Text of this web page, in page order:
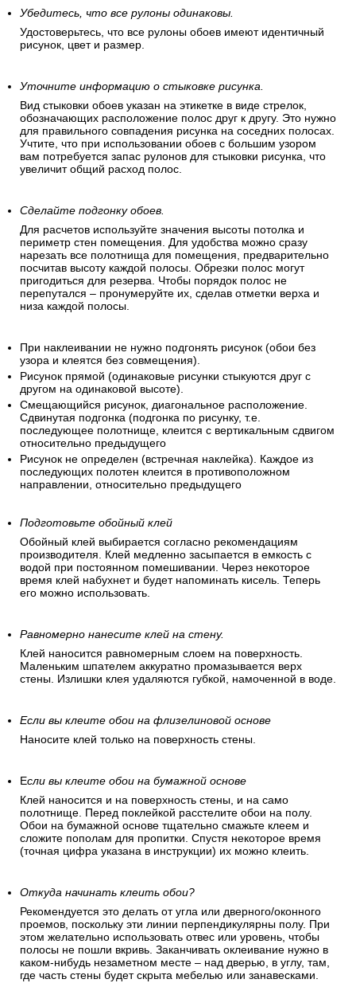
Убедитесь, что все рулоны одинаковы.
Удостоверьтесь, что все рулоны обоев имеют идентичный
рисунок, цвет и размер.
Уточните информацию о стыковке рисунка.
Вид стыковки обоев указан на этикетке в виде стрелок,
обозначающих расположение полос друг к другу. Это нужно
для правильного совпадения рисунка на соседних полосах.
Учтите, что при использовании обоев с большим узором
вам потребуется запас рулонов для стыковки рисунка, что
увеличит общий расход полос.
Сделайте подгонку обоев.
Для расчетов используйте значения высоты потолка и
периметр стен помещения. Для удобства можно сразу
нарезать все полотнища для помещения, предварительно
посчитав высоту каждой полосы. Обрезки полос могут
пригодиться для резерва. Чтобы порядок полос не
перепутался – пронумеруйте их, сделав отметки верха и
низа каждой полосы.
При наклеивании не нужно подгонять рисунок (обои без
узора и клеятся без совмещения).
Рисунок прямой (одинаковые рисунки стыкуются друг с
другом на одинаковой высоте).
Смещающийся рисунок, диагональное расположение.
Сдвинутая подгонка (подгонка по рисунку, т.е.
последующее полотнище, клеится с вертикальным сдвигом
относительно предыдущего
Рисунок не определен (встречная наклейка). Каждое из
последующих полотен клеится в противоположном
направлении, относительно предыдущего
Подготовьте обойный клей
Обойный клей выбирается согласно рекомендациям
производителя. Клей медленно засыпается в емкость с
водой при постоянном помешивании. Через некоторое
время клей набухнет и будет напоминать кисель. Теперь
его можно использовать.
Равномерно нанесите клей на стену.
Клей наносится равномерным слоем на поверхность.
Маленьким шпателем аккуратно промазывается верх
стены. Излишки клея удаляются губкой, намоченной в воде.
Если вы клеите обои на флизелиновой основе
Наносите клей только на поверхность стены.
Если вы клеите обои на бумажной основе
Клей наносится и на поверхность стены, и на само
полотнище. Перед поклейкой расстелите обои на полу.
Обои на бумажной основе тщательно смажьте клеем и
сложите пополам для пропитки. Спустя некоторое время
(точная цифра указана в инструкции) их можно клеить.
Откуда начинать клеить обои?
Рекомендуется это делать от угла или дверного/оконного
проемов, поскольку эти линии перпендикулярны полу. При
этом желательно использовать отвес или уровень, чтобы
полосы не пошли вкривь. Заканчивать оклеивание нужно в
каком-нибудь незаметном месте – над дверью, в углу, там,
где часть стены будет скрыта мебелью или занавесками.